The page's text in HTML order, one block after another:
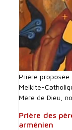
Prière
Melkite-
Mère de Dieu,
Prière des
arménien